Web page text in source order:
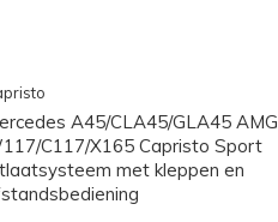
A45/CLA45/GLA45 AMG
C117/X165 Capristo Sport
met kleppen en